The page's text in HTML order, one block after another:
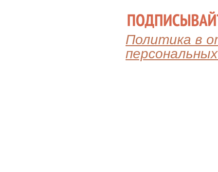
Политика в